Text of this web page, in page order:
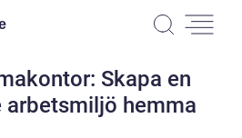
Skapa en
arbetsmiljö hemma